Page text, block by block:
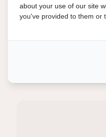
about your use of our site
you've provided to them or